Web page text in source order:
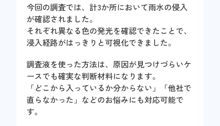
今回の調査では、計3か所において雨水の侵入
が確認されました。
それぞれ異なる色の発光を確認できたことで、
浸入経路がはっきりと可視化できました。
調査液を使った方法は、原因が見つけづらいケ
ースでも確実な判断材料になります。
「どこから入っているか分からない」「他社で
直らなかった」などのお悩みにも対応可能で
す。